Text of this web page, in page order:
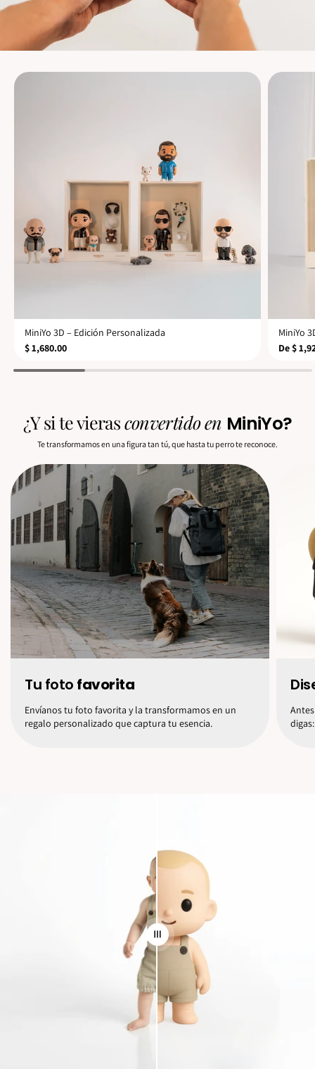
MiniYo 3D – Edición Personalizada
$ 1,680.00
MiniYo
De $
¿Y si te vierasconvertido en MiniYo?
Te transformamos en una figura tan tú, que hasta tu perro te reconoce.
Tu foto favorita
Envíanos tu foto favorita y la transformamos en un
regalo personalizado que captura tu esencia.